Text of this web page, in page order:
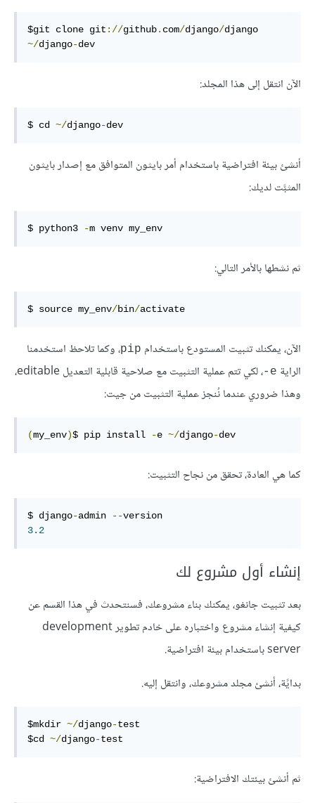
$git clone git ://github. com/django/
~/django-dev
الآن انتقل إلى هذا المجلد:
$ cd ~/django-dev
أنشئ بيئة افتراضية باستخدام أمر بايثون المتوافق مع إصدار بايثون
المثبَّت لديك:
$ python3 -m venv my_env
ثم نشطها بالأمر التالي:
$ source my_env/bin/activate
الآن، يمكنك تثبيت المستودع باستخدام pip، وكما تلاحظ استخدمنا
الراية e-
، لكي تتم عملية التثبيت مع صلاحية قابلية التعديل editable،
وهذا ضروري عندما نُنجز عملية التثبيت من جيت:
(my_env)$ pip install -e ~/django-dev
كما هي العادة، تحقق من نجاح التثبيت:
$ django-admin --
3.2
إنشاء أول مشروع لك
بعد تثبيت جانغو، يمكنك بناء مشروعك، فسنتحدث في هذا القسم عن
كيفية إنشاء مشروع واختباره على خادم تطوير development
server باستخدام بيئة افتراضية.
بدايًة، أنشئ مجلد مشروعك، وانتقل إليه.
$mkdir ~/django-test
$cd ~/django-test
ثم أنشئ بيئتك الافتراضية: